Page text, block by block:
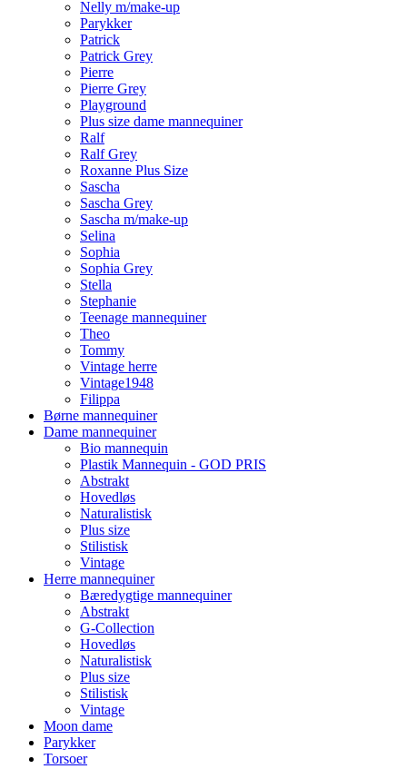
Nelly m/make-up
Parykker
Patrick
Patrick Grey
Pierre
Pierre Grey
Playground
Plus size dame mannequiner
Ralf
Ralf Grey
Roxanne Plus Size
Sascha
Sascha Grey
Sascha m/make-up
Selina
Sophia
Sophia Grey
Stella
Stephanie
Teenage mannequiner
Theo
Tommy
Vintage herre
Vintage1948
Filippa
Børne mannequiner
Dame mannequiner
Bio mannequin
Plastik Mannequin - GOD PRIS
Abstrakt
Hovedløs
Naturalistisk
Plus size
Stilistisk
Vintage
Herre mannequiner
Bæredygtige mannequiner
Abstrakt
G-Collection
Hovedløs
Naturalistisk
Plus size
Stilistisk
Vintage
Moon dame
Parykker
Torsoer